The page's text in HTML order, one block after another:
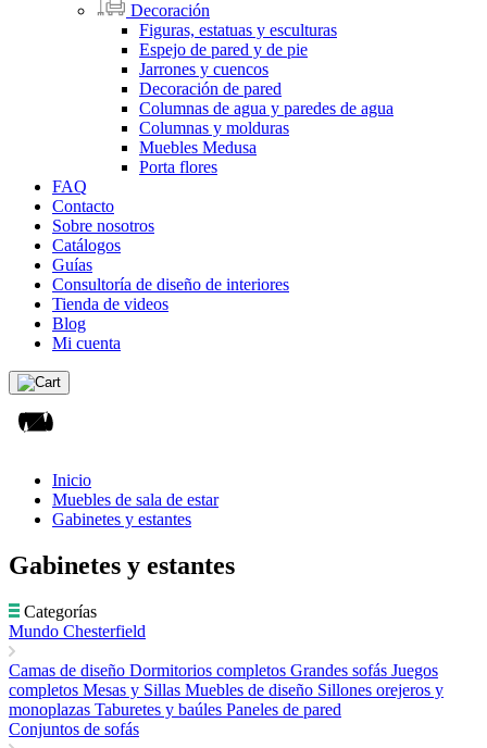
Decoración
Figuras, estatuas y esculturas
Espejo de pared y de pie
Jarrones y cuencos
Decoración de pared
Columnas de agua y paredes de agua
Columnas y molduras
Muebles Medusa
Porta flores
FAQ
Contacto
Sobre nosotros
Catálogos
Guías
Consultoría de diseño de interiores
Tienda de videos
Blog
Mi cuenta
Inicio
Muebles de sala de estar
Gabinetes y estantes
Gabinetes y estantes
Categorías
Mundo Chesterfield
Camas de diseño Dormitorios completos Grandes sofás Juegos
completos Mesas y Sillas Muebles de diseño Sillones orejeros y
monoplazas Taburetes y baúles Paneles de pared
Conjuntos de sofás